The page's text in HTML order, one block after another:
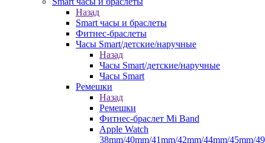
Назад
Smart часы и браслеты
Фитнес-браслеты
Часы Smart/детские/наручные
Назад
Часы Smart/детские/наручные
Часы Smart
Ремешки
Назад
Ремешки
Фитнес-браслет Mi Band
Apple Watch
38mm/40mm/41mm/42mm/44mm/45mm/